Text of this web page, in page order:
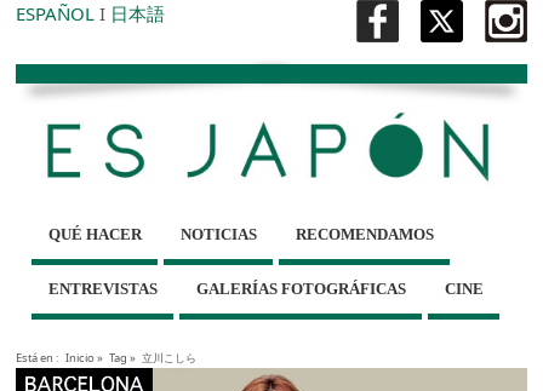
ESPAÑOL I 日本語
QUÉ HACER NOTICIAS RECOMENDAMOS
ENTREVISTAS GALERÍAS FOTOGRÁFICAS CINE
Está en : Inicio» Tag » 立川こしら